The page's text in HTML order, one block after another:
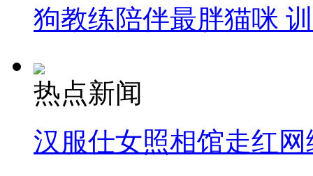
狗教练陪伴最胖猫咪
热点新闻
汉服仕女照相馆走红网